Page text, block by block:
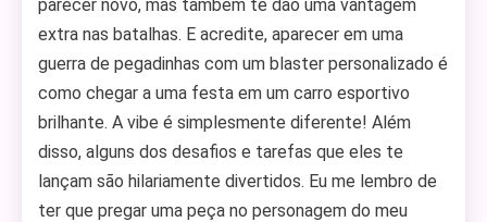
parecer novo, mas também te dão uma vantagem
extra nas batalhas. E acredite, aparecer em uma
guerra de pegadinhas com um blaster personalizado é
como chegar a uma festa em um carro esportivo
brilhante. A vibe é simplesmente diferente! Além
disso, alguns dos desafios e tarefas que eles te
lançam são hilariamente divertidos. Eu me lembro de
ter que pregar uma peça no personagem do meu